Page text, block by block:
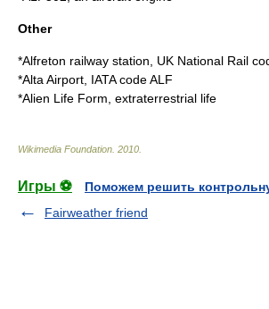
Other
*Alfreton railway station , UK National Rail
*Alta Airport , IATA code ALF
*Alien Life Form , extraterrestrial life
Wikimedia Foundation 2010
Игры ⚽
Поможем решить
Fairweather friend